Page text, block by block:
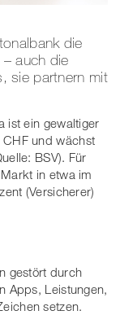
die
auch die
sie partnern mit
ist ein gewaltiger
und wächst
BSV). Für
in etwa im
(Versicherer)
gestört durch
Apps, Leistungen,
setzen.